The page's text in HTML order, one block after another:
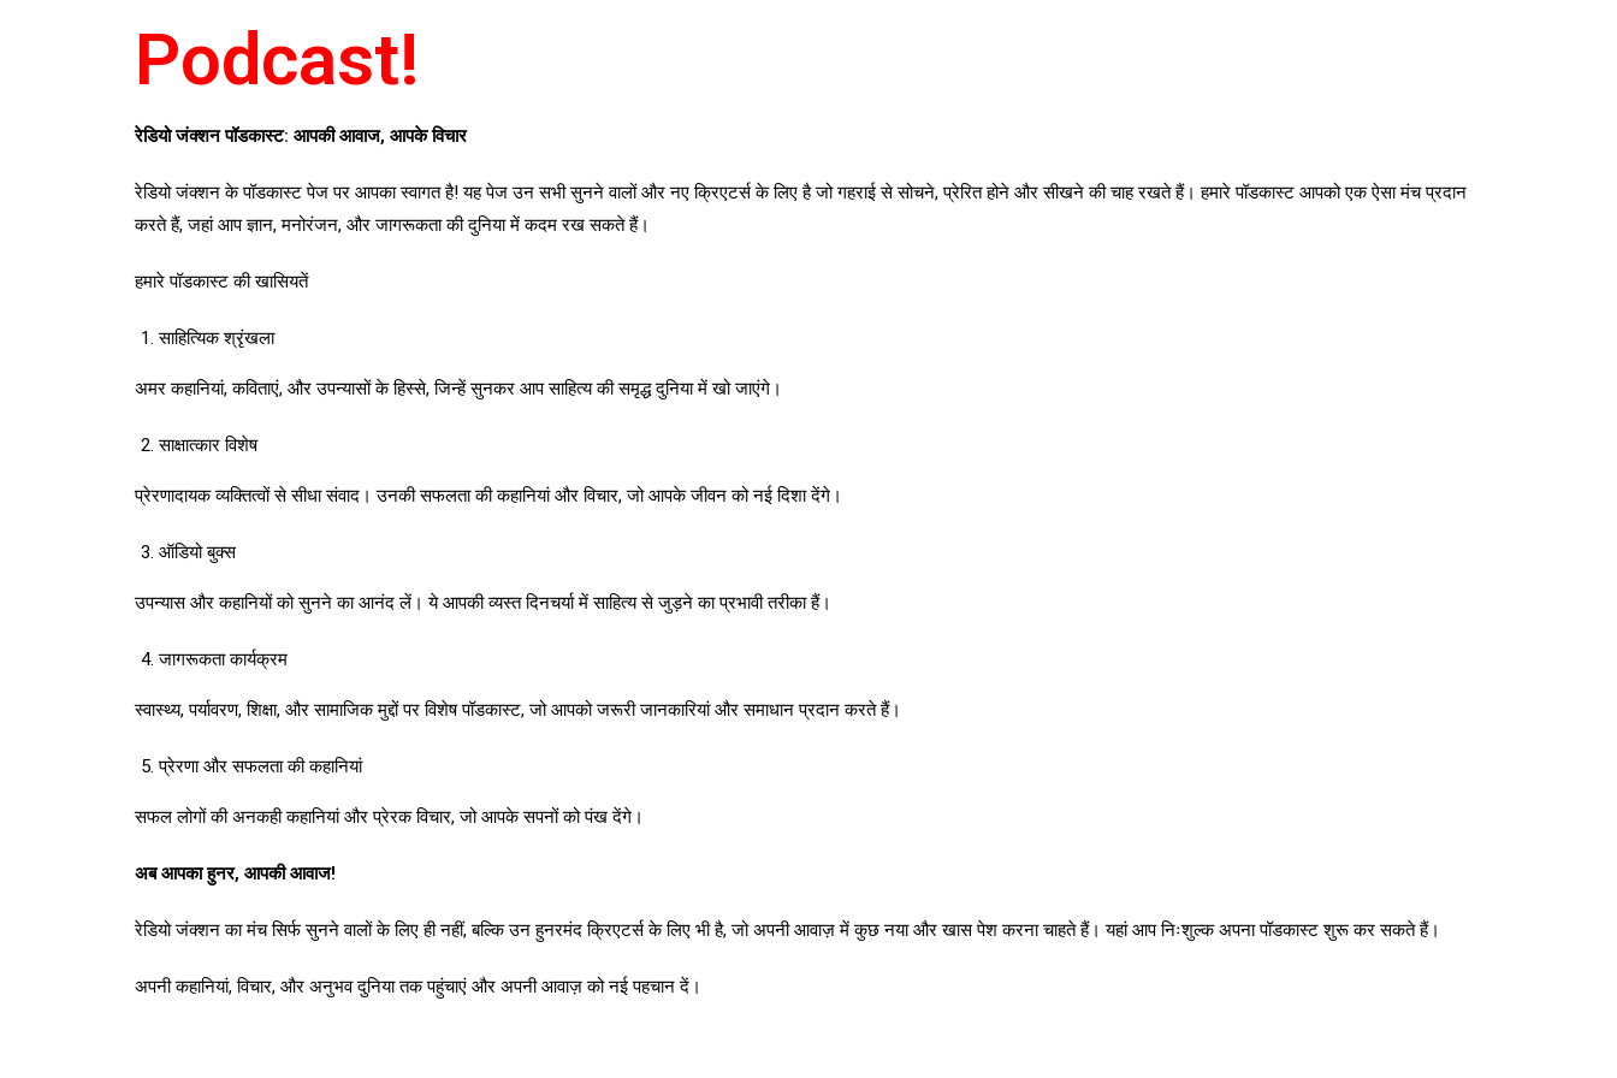
Podcast!
रेडियो जंक्शन पॉडकास्ट: आपकी आवाज, आपके विचार
रेडियो जंक्शन के पॉडकास्ट पेज पर आपका स्वागत है! यह पेज उन सभी सुनने वालों और नए क्रिएटर्स के लिए है जो गहराई से सोचने, प्रेरित होने और सीखने की चाह रखते हैं। हमारे पॉडकास्ट आपको एक ऐसा मंच प्रदान
करते हैं, जहां आप ज्ञान, मनोरंजन, और जागरूकता की दुनिया में कदम रख सकते हैं।
हमारे पॉडकास्ट की खासियतें
साहित्यिक श्रृंखला
अमर कहानियां, कविताएं, और उपन्यासों के हिस्से, जिन्हें सुनकर आप साहित्य की समृद्ध दुनिया में खो जाएंगे।
साक्षात्कार विशेष
प्रेरणादायक व्यक्तित्वों से सीधा संवाद। उनकी सफलता की कहानियां और विचार, जो आपके जीवन को नई दिशा देंगे।
ऑडियो बुक्स
उपन्यास और कहानियों को सुनने का आनंद लें। ये आपकी व्यस्त दिनचर्या में साहित्य से जुड़ने का प्रभावी तरीका हैं।
जागरूकता कार्यक्रम
स्वास्थ्य, पर्यावरण, शिक्षा, और सामाजिक मुद्दों पर विशेष पॉडकास्ट, जो आपको जरूरी जानकारियां और समाधान प्रदान करते हैं।
प्रेरणा और सफलता की कहानियां
सफल लोगों की अनकही कहानियां और प्रेरक विचार, जो आपके सपनों को पंख देंगे।
अब आपका हुनर, आपकी आवाज!
रेडियो जंक्शन का मंच सिर्फ सुनने वालों के लिए ही नहीं, बल्कि उन हुनरमंद क्रिएटर्स के लिए भी है, जो अपनी आवाज़ में कुछ नया और खास पेश करना चाहते हैं। यहां आप निःशुल्क अपना पॉडकास्ट शुरू कर सकते हैं।
अपनी कहानियां, विचार, और अनुभव दुनिया तक पहुंचाएं और अपनी आवाज़ को नई पहचान दें।